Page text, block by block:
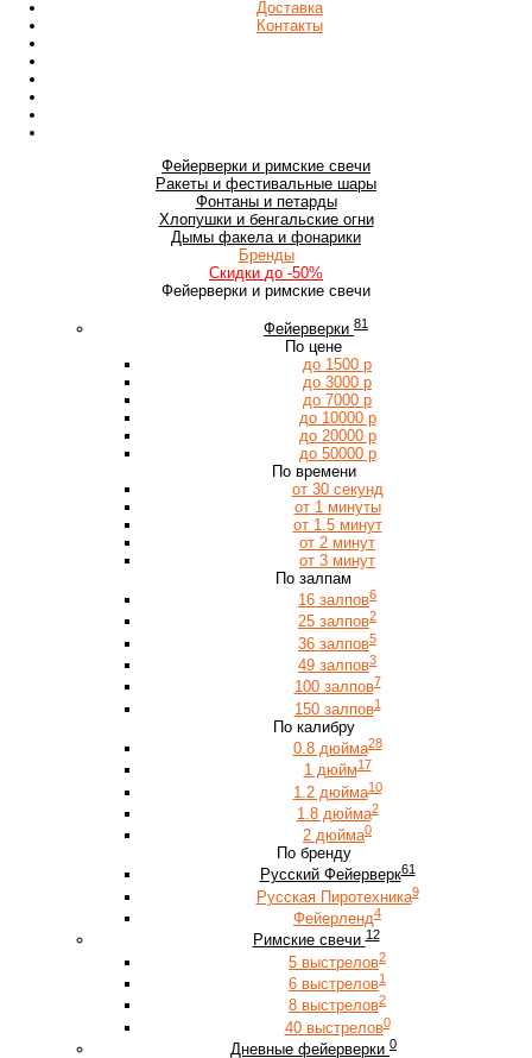
Доставка
Контакты
Фейерверки и римские свечи
Ракеты и фестивальные шары
Фонтаны и петарды
Хлопушки и бенгальские огни
Дымы факела и фонарики
Бренды
Скидки до -50%
Фейерверки и римские свечи
Фейерверки 81
По цене
до 1500 р
до 3000 р
до 7000 р
до 10000 р
до 20000 р
до 50000 р
По времени
от 30 секунд
от 1 минуты
от 1.5 минут
от 2 минут
от 3 минут
По залпам
16 залпов6
25 залпов2
36 залпов5
49 залпов3
100 залпов7
150 залпов1
По калибру
0.8 дюйма28
1 дюйм17
1.2 дюйма10
1.8 дюйма2
2 дюйма0
По бренду
Русский Фейерверк61
Русская Пиротехника9
Фейерленд4
Римские свечи 12
5 выстрелов2
6 выстрелов1
8 выстрелов2
40 выстрелов0
Дневные фейерверки 0